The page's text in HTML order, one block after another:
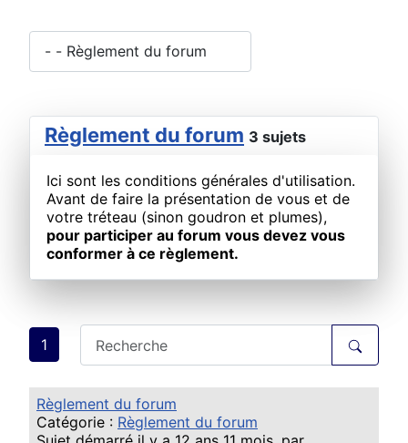
Règlement du forum 3 sujets
Ici sont les conditions générales d'utilisation.
Avant de faire la présentation de vous et de
votre tréteau (sinon goudron et plumes),
pour participer au forum vous devez vous
conformer à ce règlement.
1
Règlement du forum
Catégorie : Règlement du forum